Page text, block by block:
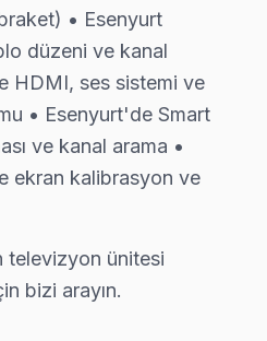
Tefal TV ekran değişimi
→
sahiplerinin yüzde sekseni
Tamiri →
→
• Esenyurt
düzeni ve kanal
HDMI, ses sistemi ve
• Esenyurt'de Smart
ve kanal arama •
ekran kalibrasyon ve
televizyon ünitesi
bizi arayın.